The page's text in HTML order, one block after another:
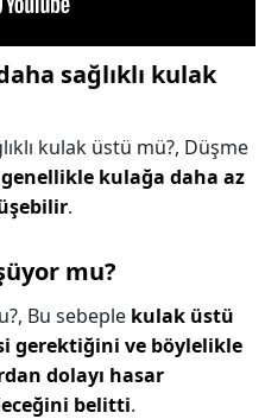
sağlıklı kulak
kulak üstü mü?, Düşme
kulağa daha az
.
mu?
Bu sebeple kulak üstü
gerektiğini ve böylelikle
dolayı hasar
belitti.